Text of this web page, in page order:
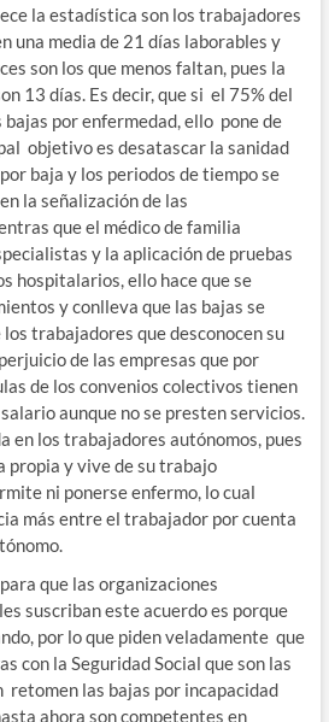
la estadística son los trabajadores
una media de 21 días laborables y
son los que menos faltan, pues la
13 días. Es decir, que si el 75% del
por enfermedad, ello pone de
objetivo es desatascar la sanidad
baja y los periodos de tiempo se
la señalización de las
que el médico de familia
y la aplicación de pruebas
hospitalarios, ello hace que se
y conlleva que las bajas se
trabajadores que desconocen su
de las empresas que por
de los convenios colectivos tienen
aunque no se presten servicios.
en los trabajadores autónomos, pues
propia y vive de su trabajo
ni ponerse enfermo, lo cual
más entre el trabajador por cuenta
que las organizaciones
suscriban este acuerdo es porque
por lo que piden veladamente que
con la Seguridad Social que son las
las bajas por incapacidad
ahora son competentes en